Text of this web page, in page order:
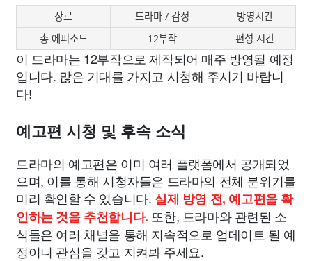
장르 드라마 / 감정
방영시간
총 에피소드
12부작 편성 시간
이 드라마는 12부작으로 제작되어 매주 방영될 예정
입니다. 많은 기대를 가지고 시청해 주시기 바랍니
다!
예고편 시청 및 후속 소식
드라마의 예고편은 이미 여러 플랫폼에서 공개되었
으며, 이를 통해 시청자들은 드라마의 전체 분위기를
미리 확인할 수 있습니다. 실제 방영 전, 예고편을 확
인하는 것을 추천합니다. 또한, 드라마와 관련된 소
식들은 여러 채널을 통해 지속적으로 업데이트 될 예
정이니 관심을 갖고 지켜봐 주세요.